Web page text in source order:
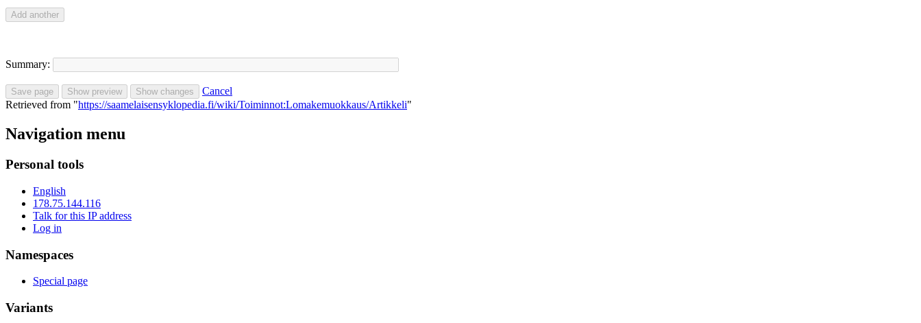
Summary:
Cancel
Retrieved from "https://saamelaisensyklopedia.fi/wiki/Toiminnot:Lomakemuokkaus/Artikkeli"
Navigation menu
Personal tools
English
178.75.144.116
Talk for this IP address
Log in
Namespaces
Special page
Variants